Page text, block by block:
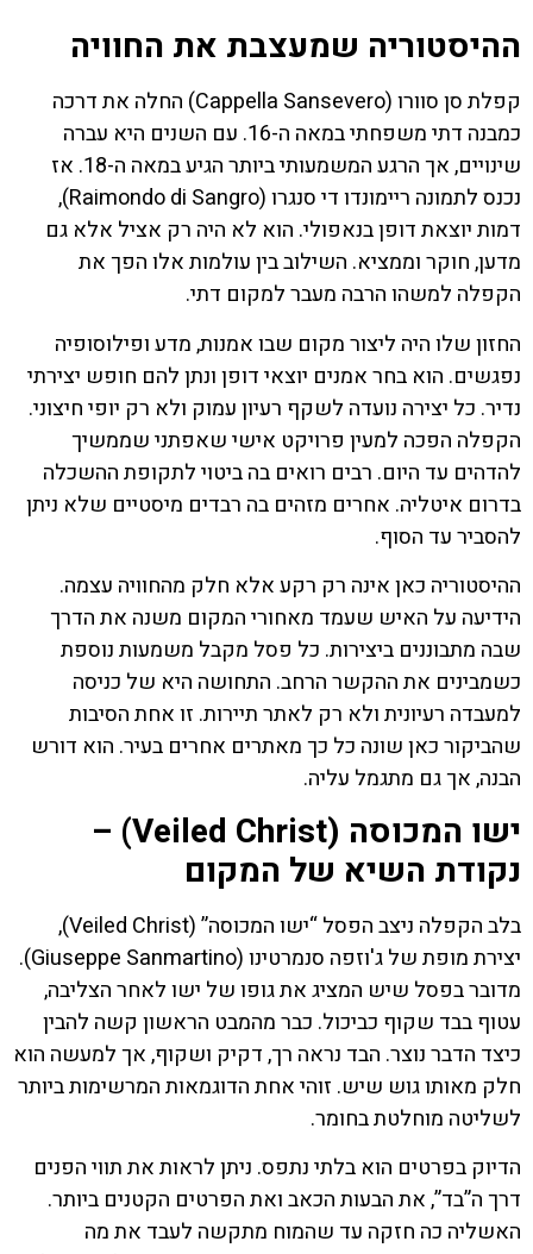
ההיסטוריה שמעצבת את החוויה
קפלת סן סוורו (Cappella Sansevero) החלה את דרכה
כמבנה דתי משפחתי במאה ה-16. עם השנים היא עברה
שינויים, אך הרגע המשמעותי ביותר הגיע במאה ה-18. אז
נכנס לתמונה ריימונדו די סנגרו (Raimondo di Sangro),
דמות יוצאת דופן בנאפולי. הוא לא היה רק אציל אלא גם
מדען, חוקר וממציא. השילוב בין עולמות אלו הפך את
הקפלה למשהו הרבה מעבר למקום דתי.
החזון שלו היה ליצור מקום שבו אמנות, מדע ופילוסופיה
נפגשים. הוא בחר אמנים יוצאי דופן ונתן להם חופש יצירתי
נדיר. כל יצירה נועדה לשקף רעיון עמוק ולא רק יופי חיצוני.
הקפלה הפכה למעין פרויקט אישי שאפתני שממשיך
להדהים עד היום. רבים רואים בה ביטוי לתקופת ההשכלה
בדרום איטליה. אחרים מזהים בה רבדים מיסטיים שלא ניתן
להסביר עד הסוף.
ההיסטוריה כאן אינה רק רקע אלא חלק מהחוויה עצמה.
הידיעה על האיש שעמד מאחורי המקום משנה את הדרך
שבה מתבוננים ביצירות. כל פסל מקבל משמעות נוספת
כשמבינים את ההקשר הרחב. התחושה היא של כניסה
למעבדה רעיונית ולא רק לאתר תיירות. זו אחת הסיבות
שהביקור כאן שונה כל כך מאתרים אחרים בעיר. הוא דורש
הבנה, אך גם מתגמל עליה.
ישו המכוסה (Veiled Christ) –
נקודת השיא של המקום
בלב הקפלה ניצב הפסל “ישו המכוסה” (Veiled Christ),
יצירת מופת של ג'וזפה סנמרטינו (Giuseppe Sanmartino).
מדובר בפסל שיש המציג את גופו של ישו לאחר הצליבה,
עטוף בבד שקוף כביכול. כבר מהמבט הראשון קשה להבין
כיצד הדבר נוצר. הבד נראה רך, דקיק ושקוף, אך למעשה הוא
חלק מאותו גוש שיש. זוהי אחת הדוגמאות המרשימות ביותר
לשליטה מוחלטת בחומר.
הדיוק בפרטים הוא בלתי נתפס. ניתן לראות את תווי הפנים
דרך ה”בד”, את הבעות הכאב ואת הפרטים הקטנים ביותר.
האשליה כה חזקה עד שהמוח מתקשה לעבד את מה